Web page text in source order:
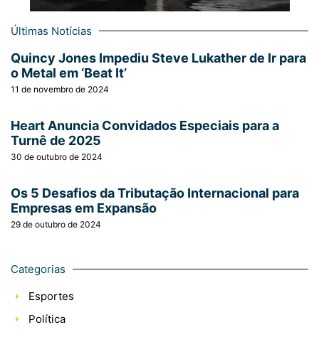
Últimas Notícias
Quincy Jones Impediu Steve Lukather de Ir para
o Metal em ‘Beat It’
11 de novembro de 2024
Heart Anuncia Convidados Especiais para a
Turnê de 2025
30 de outubro de 2024
Os 5 Desafios da Tributação Internacional para
Empresas em Expansão
29 de outubro de 2024
Categorias
Esportes
Política